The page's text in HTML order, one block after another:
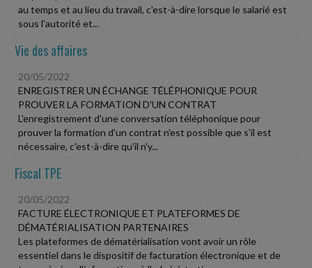
au temps et au lieu du travail, c'est-à-dire lorsque le salarié est
sous l'autorité et...
Vie des affaires
20/05/2022
ENREGISTRER UN ÉCHANGE TÉLÉPHONIQUE POUR
PROUVER LA FORMATION D'UN CONTRAT
L'enregistrement d'une conversation téléphonique pour
prouver la formation d'un contrat n'est possible que s'il est
nécessaire, c'est-à-dire qu'il n'y...
Fiscal TPE
20/05/2022
FACTURE ÉLECTRONIQUE ET PLATEFORMES DE
DÉMATÉRIALISATION PARTENAIRES
Les plateformes de dématérialisation vont avoir un rôle
essentiel dans le dispositif de facturation électronique et de